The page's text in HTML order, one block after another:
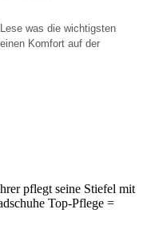
was die wichtigsten
Komfort auf der